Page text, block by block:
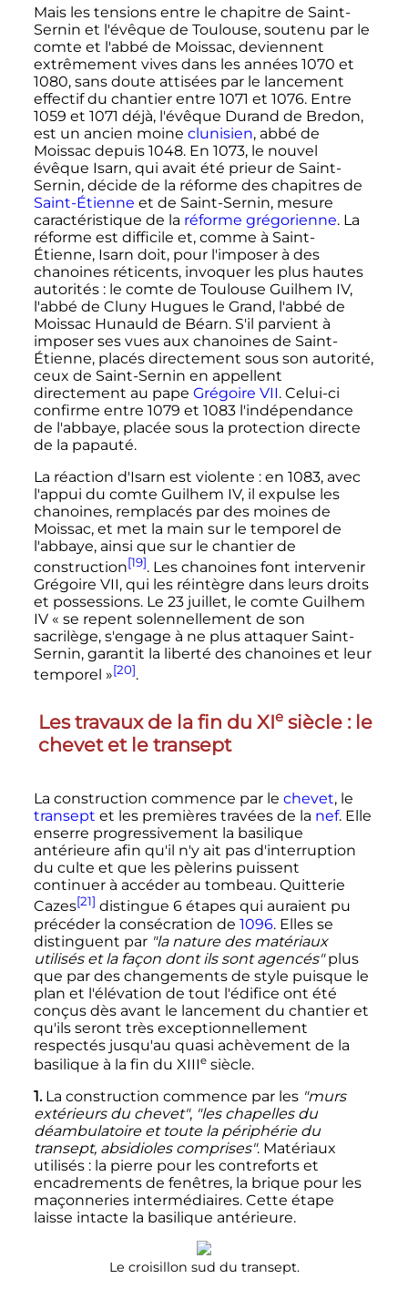
Mais les tensions entre le chapitre de Saint-
Sernin et l'évêque de Toulouse, soutenu par le
comte et l'abbé de Moissac, deviennent
extrêmement vives dans les années 1070 et
1080, sans doute attisées par le lancement
effectif du chantier entre 1071 et 1076. Entre
1059 et 1071 déjà, l'évêque Durand de Bredon,
est un ancien moine clunisien, abbé de
Moissac depuis 1048. En 1073, le nouvel
évêque Isarn, qui avait été prieur de Saint-
Sernin, décide de la réforme des chapitres de
Saint-Étienne et de Saint-Sernin, mesure
caractéristique de la réforme grégorienne. La
réforme est difficile et, comme à Saint-
Étienne, Isarn doit, pour l'imposer à des
chanoines réticents, invoquer les plus hautes
autorités : le comte de Toulouse Guilhem IV,
l'abbé de Cluny Hugues le Grand, l'abbé de
Moissac Hunauld de Béarn. S'il parvient à
imposer ses vues aux chanoines de Saint-
Étienne, placés directement sous son autorité,
ceux de Saint-Sernin en appellent
directement au pape Grégoire VII. Celui-ci
confirme entre 1079 et 1083 l'indépendance
de l'abbaye, placée sous la protection directe
de la papauté.
La réaction d'Isarn est violente : en 1083, avec
l'appui du comte Guilhem IV, il expulse les
chanoines, remplacés par des moines de
Moissac, et met la main sur le temporel de
l'abbaye, ainsi que sur le chantier de
construction[19]. Les chanoines font intervenir
Grégoire VII, qui les réintègre dans leurs droits
et possessions. Le 23 juillet, le comte Guilhem
IV « se repent solennellement de son
sacrilège, s'engage à ne plus attaquer Saint-
Sernin, garantit la liberté des chanoines et leur
temporel »[20].
Les travaux de la fin du XIe siècle : le
chevet et le transept
La construction commence par le chevet, le
transept et les premières travées de la nef. Elle
enserre progressivement la basilique
antérieure afin qu'il n'y ait pas d'interruption
du culte et que les pèlerins puissent
continuer à accéder au tombeau. Quitterie
Cazes[21] distingue 6 étapes qui auraient pu
précéder la consécration de 1096. Elles se
distinguent par "la nature des matériaux
utilisés et la façon dont ils sont agencés"plus
que par des changements de style puisque le
plan et l'élévation de tout l'édifice ont été
conçus dès avant le lancement du chantier et
qu'ils seront très exceptionnellement
respectés jusqu'au quasi achèvement de la
basilique à la fin du XIIIe siècle.
1.La construction commence par les "murs
extérieurs du chevet", "les chapelles du
déambulatoire et toute la périphérie du
transept, absidioles comprises". Matériaux
utilisés : la pierre pour les contreforts et
encadrements de fenêtres, la brique pour les
maçonneries intermédiaires. Cette étape
laisse intacte la basilique antérieure.
Le croisillon sud du transept.